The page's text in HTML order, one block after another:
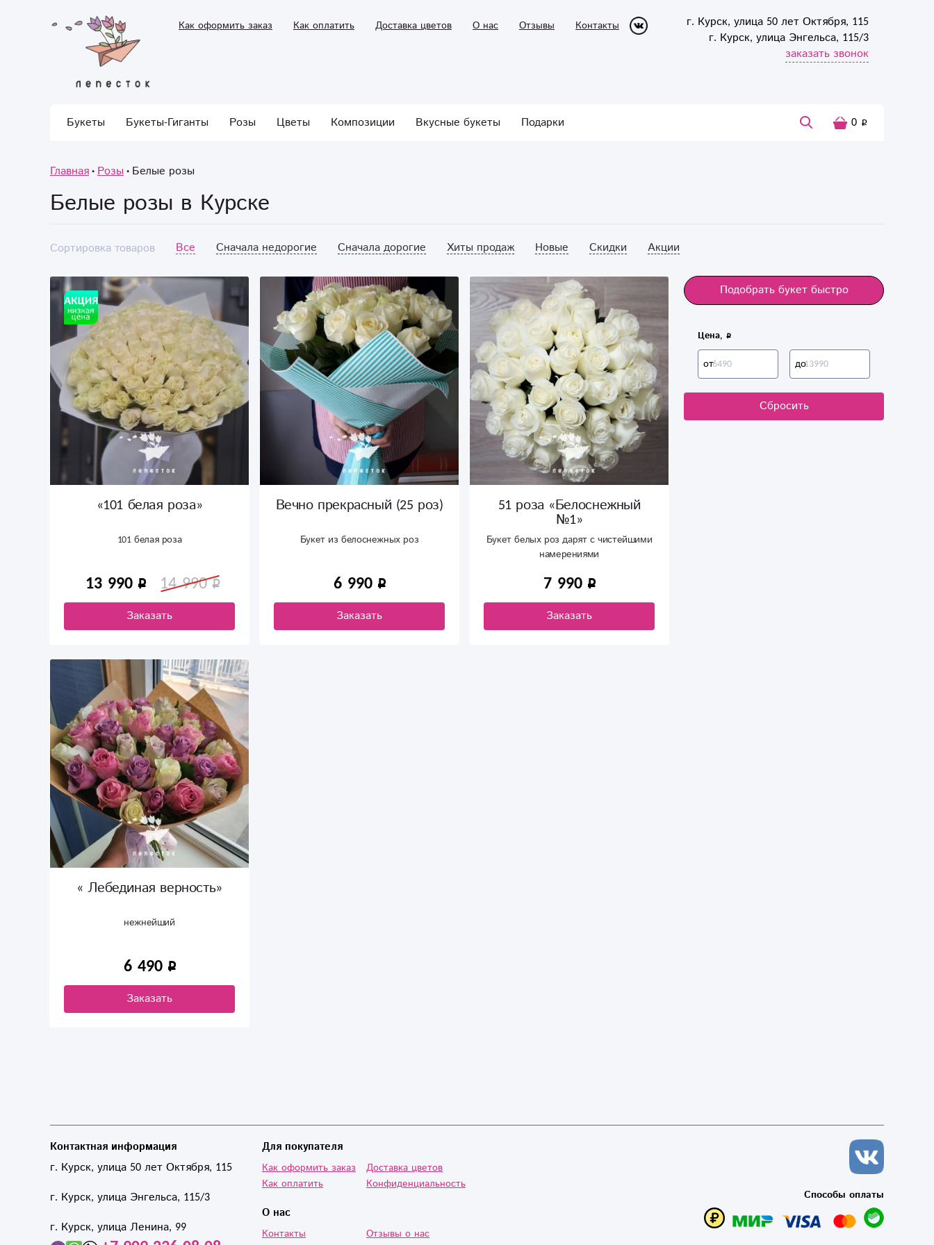
Как оформить заказ Как оплатить Доставка цветов О нас Отзывы Контакты
г. Курск, улица 50 лет Октября, 115
г. Курск, улица Энгельса, 115/3
заказать звонок
Букеты Букеты-Гиганты Розы Цветы Композиции Вкусные букеты Подарки 0
Главная Розы Белые розы
Белые розы в Курске
Сортировка товаров Все Сначала недорогие Сначала дорогие Хиты продаж Новые Скидки Акции
«101 белая роза»
101 белая роза
13 990 14 990
Заказать
Вечно прекрасный (25 роз)
Букет из белоснежных роз
6 990
Заказать
51 роза «Белоснежный
№1»
Букет белых роз дарят с чистейшими
намерениями
7 990
Заказать
« Лебединая верность»
нежнейший
6 490
Заказать
Подобрать букет быстро
Цена,
от до
Сбросить
Контактная информация
г. Курск, улица 50 лет Октября, 115
г. Курск, улица Энгельса, 115/3
г. Курск, улица Ленина, 99
Для покупателя
Как оформить заказ
Как оплатить
Доставка цветов
Конфиденциальность
О нас
Контакты
Отзывы о нас
Способы оплаты